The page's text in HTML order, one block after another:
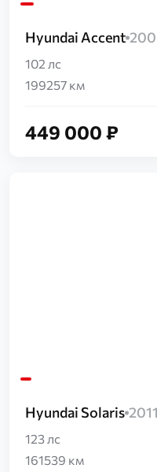
Hyundai Accent
102 лс
199257 км
449 000 ₽
Hyundai Solaris 2011
123 лс
161539 км